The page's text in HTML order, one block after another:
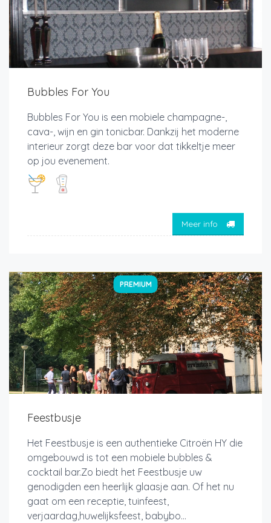
Bubbles For You
Bubbles For You is een mobiele champagne-,
cava-, wijn en gin tonicbar. Dankzij het moderne
interieur zorgt deze bar voor dat tikkeltje meer
op jou evenement.
Meer info
PREMIUM
Feestbusje
Het Feestbusje is een authentieke Citroën HY die
omgebouwd is tot een mobiele bubbles &
cocktail bar.Zo biedt het Feestbusje uw
genodigden een heerlijk glaasje aan. Of het nu
gaat om een receptie, tuinfeest,
verjaardag,huwelijksfeest, babybo...